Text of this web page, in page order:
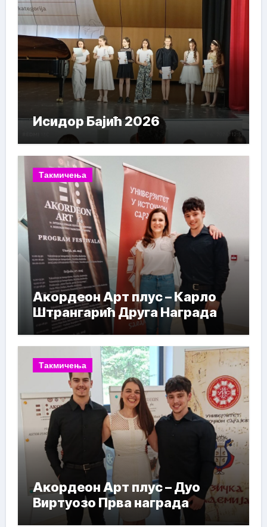
Исидор Бајић 2026
Такмичења
Акордеон Арт плус – Карло
Штрангарић Друга Награда
Такмичења
Акордеон Арт плус – Дуо
Виртуозо Прва награда